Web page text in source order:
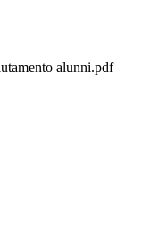
alunni.pdf